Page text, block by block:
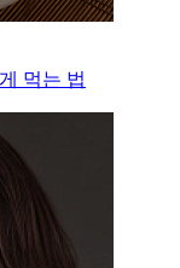
먹는 법